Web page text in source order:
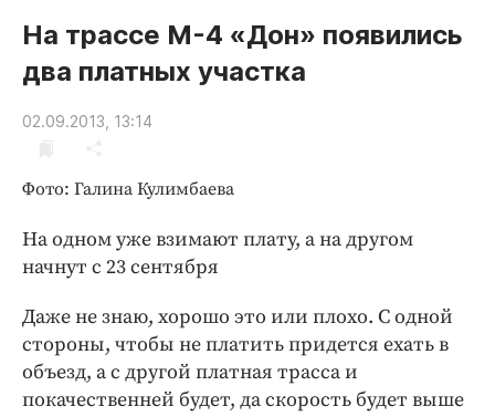
Культура
Происшествия
Спорт
Тула предпринимательская
Голодный шпион
На трассе М-4 «Дон» появились
два платных участка
02.09.2013, 13:14
Фото: Галина Кулимбаева
На одном уже взимают плату, а на другом
начнут с 23 сентября
Даже не знаю, хорошо это или плохо. С одной
стороны, чтобы не платить придется ехать в
объезд, а с другой платная трасса и
покачественней будет, да скорость будет выше